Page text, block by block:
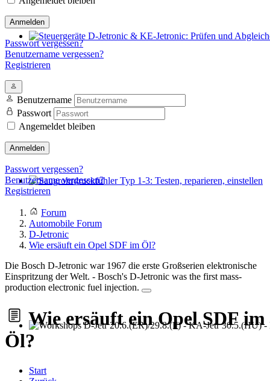
Steuergeräte D-Jetronic & KE-Jetronic: Prüfen und Abgleichen
Saugrohrdruckfühler Typ 1-3: Testen, reparieren, einstellen
Workshops D-Jetr 20.6.(ER)/29.8.(F) - KA-Jetr 30.5.(HU) -
Anmelden
Passwort vergessen?
Benutzername vergessen?
Registrieren
Benutzername
Passwort
Angemeldet bleiben
Anmelden
Passwort vergessen?
Benutzername vergessen?
Registrieren
Forum
Automobile Forum
D-Jetronic
Wie ersäuft ein Opel SDF im Öl?
Die Bosch D-Jetronic war 1967 die erste Großserien elektronische
Einspritzung der Welt. - Bosch's D-Jetronic was the first mass-
production electronic fuel injection.
Wie ersäuft ein Opel SDF im
Öl?
Start